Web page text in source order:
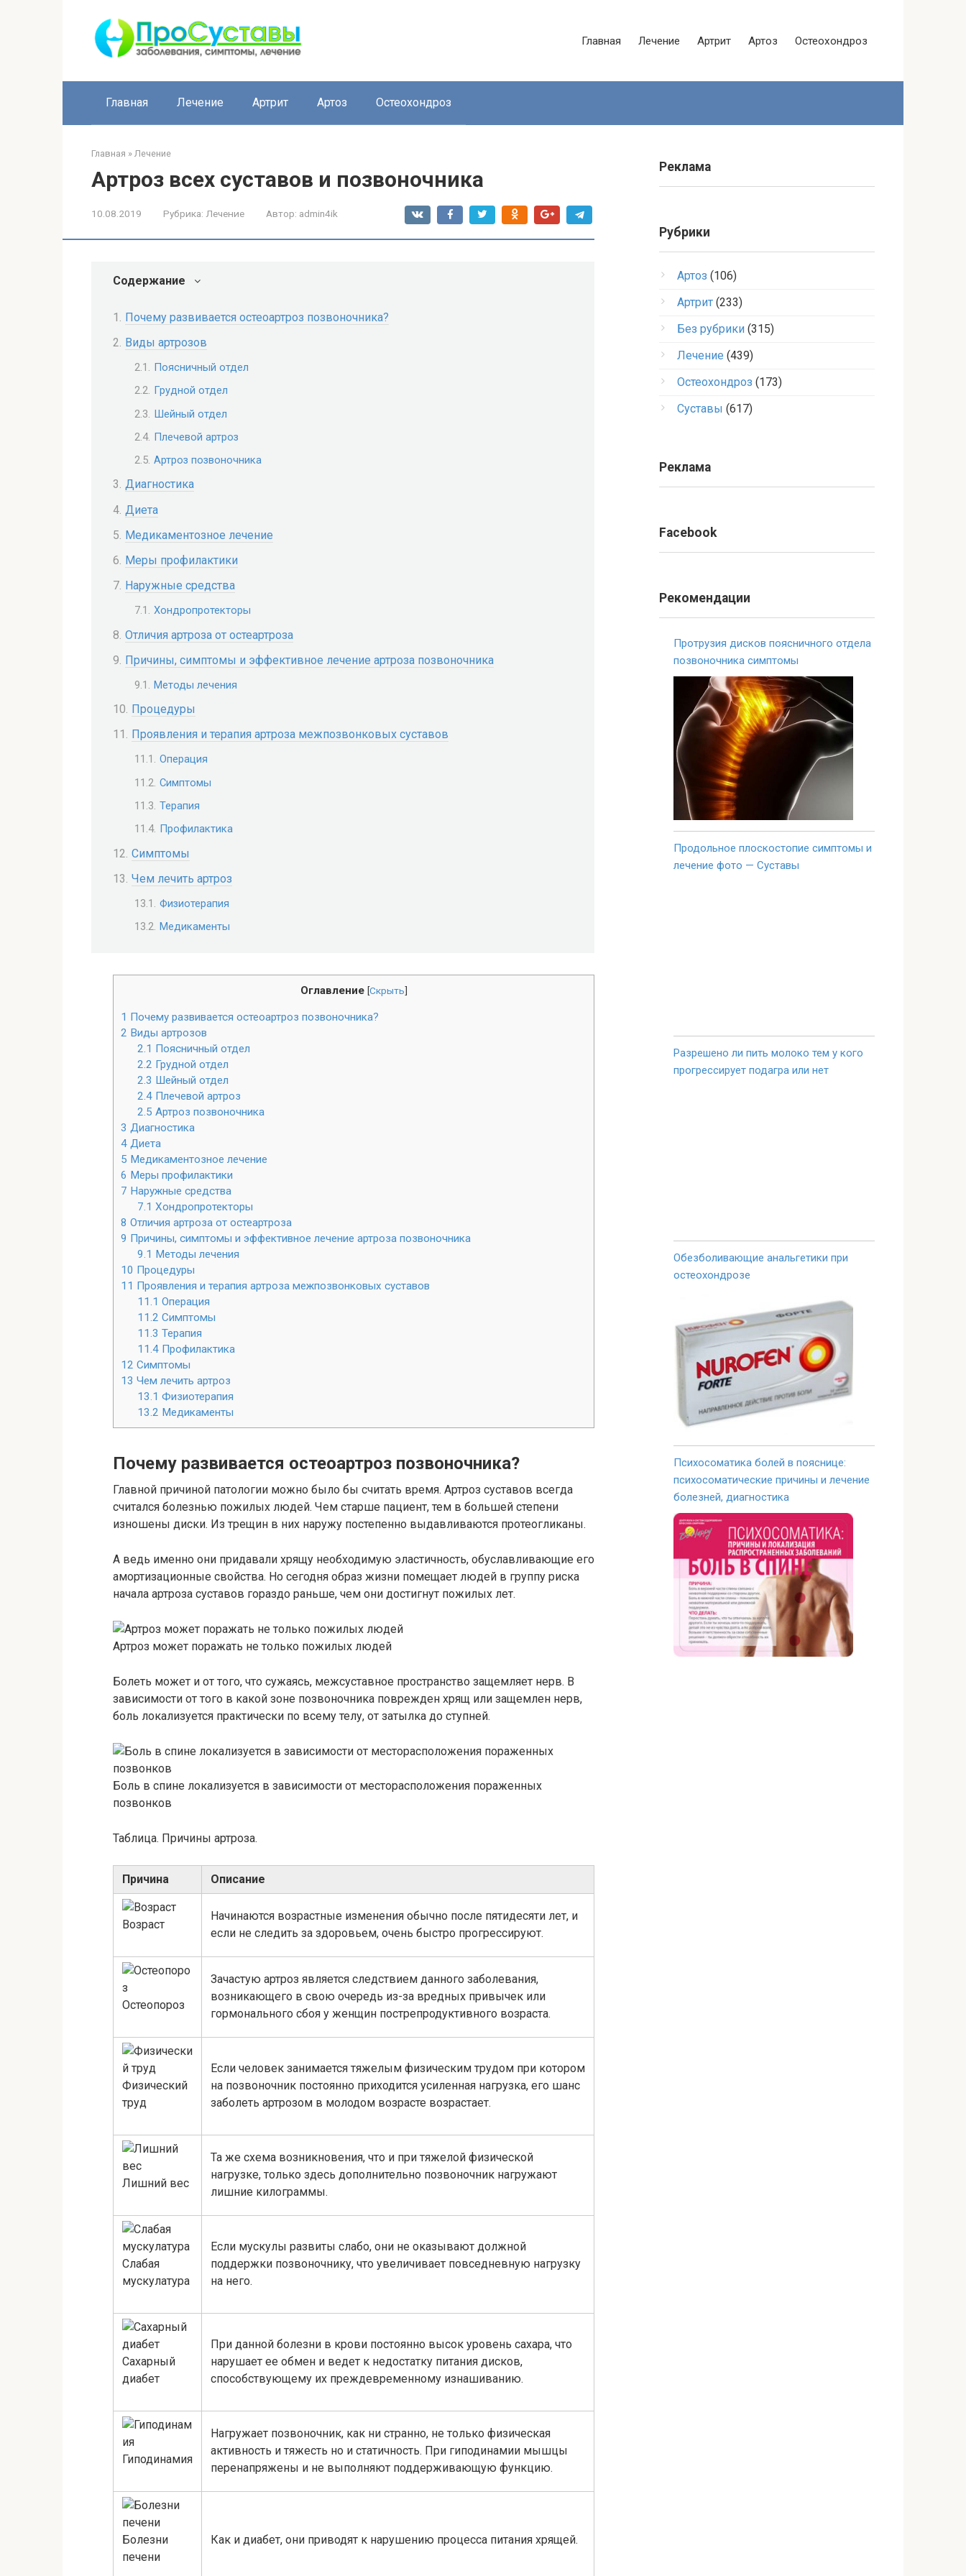
Главная Лечение Артрит Артоз Остеохондроз
Главная Лечение Артрит Артоз Остеохондроз
Главная » Лечение
Артроз всех суставов и позвоночника
10.08.2019 Рубрика: Лечение Автор: admin4ik
Содержание
Почему развивается остеоартроз позвоночника?
Виды артрозов
Поясничный отдел
Грудной отдел
Шейный отдел
Плечевой артроз
Артроз позвоночника
Диагностика
Диета
Медикаментозное лечение
Меры профилактики
Наружные средства
Хондропротекторы
Отличия артроза от остеартроза
Причины, симптомы и эффективное лечение артроза позвоночника
Методы лечения
Процедуры
Проявления и терапия артроза межпозвонковых суставов
Операция
Симптомы
Терапия
Профилактика
Симптомы
Чем лечить артроз
Физиотерапия
Медикаменты
Оглавление [Скрыть]
1 Почему развивается остеоартроз позвоночника?
2 Виды артрозов
2.1 Поясничный отдел
2.2 Грудной отдел
2.3 Шейный отдел
2.4Плечевой артроз
2.5 Артроз позвоночника
3 Диагностика
4 Диета
5 Медикаментозное лечение
6 Меры профилактики
7 Наружные средства
7.1 Хондропротекторы
8 Отличия артроза от остеартроза
9 Причины, симптомы и эффективное лечение артроза позвоночника
9.1 Методы лечения
10 Процедуры
11 Проявления и терапия артроза межпозвонковых суставов
11.1 Операция
11.2 Симптомы
11.3 Терапия
11.4Профилактика
12 Симптомы
13 Чем лечить артроз
13.1 Физиотерапия
13.2 Медикаменты
Почему развивается остеоартроз позвоночника?
Главной причиной патологии можно было бы считать время. Артроз суставов всегда
считался болезнью пожилых людей. Чем старше пациент, тем в большей степени
изношены диски. Из трещин в них наружу постепенно выдавливаются протеогликаны.
А ведь именно они придавали хрящу необходимую эластичность, обуславливающие его
амортизационные свойства. Но сегодня образ жизни помещает людей в группу риска
начала артроза суставов гораздо раньше, чем они достигнут пожилых лет.
Артроз может поражать не только пожилых людей
Болеть может и от того, что сужаясь, межсуставное пространство защемляет нерв. В
зависимости от того в какой зоне позвоночника поврежден хрящ или защемлен нерв,
боль локализуется практически по всему телу, от затылка до ступней.
Боль в спине локализуется в зависимости от месторасположения пораженных
позвонков
Таблица. Причины артроза.
Причина Описание
Возраст
Начинаются возрастные изменения обычно после пятидесяти лет, и
если не следить за здоровьем, очень быстро прогрессируют.
Остеопороз
Зачастую артроз является следствием данного заболевания,
возникающего в свою очередь из-за вредных привычек или
гормонального сбоя у женщин пострепродуктивного возраста.
Физический
труд
Если человек занимается тяжелым физическим трудом при котором
на позвоночник постоянно приходится усиленная нагрузка, его шанс
заболеть артрозом в молодом возрасте возрастает.
Лишний вес
Та же схема возникновения, что и при тяжелой физической
нагрузке, только здесь дополнительно позвоночник нагружают
лишние килограммы.
Слабая
мускулатура
Если мускулы развиты слабо, они не оказывают должной
поддержки позвоночнику, что увеличивает повседневную нагрузку
на него.
Сахарный
диабет
При данной болезни в крови постоянно высок уровень сахара, что
нарушает ее обмен и ведет к недостатку питания дисков,
способствующему их преждевременному изнашиванию.
Гиподинамия
Нагружает позвоночник, как ни странно, не только физическая
активность и тяжесть но и статичность. При гиподинамии мышцы
перенапряжены и не выполняют поддерживающую функцию.
Болезни
печени
Как и диабет, они приводят к нарушению процесса питания хрящей.
Реклама
Рубрики
Артоз (106)
Артрит (233)
Без рубрики (315)
Лечение (439)
Остеохондроз (173)
Суставы (617)
Реклама
Facebook
Рекомендации
Протрузия дисков поясничного отдела
позвоночника симптомы
Продольное плоскостопие симптомы и
лечение фото — Суставы
Разрешено ли пить молоко тем у кого
прогрессирует подагра или нет
Обезболивающие анальгетики при
остеохондрозе
Психосоматика болей в пояснице:
психосоматические причины и лечение
болезней, диагностика